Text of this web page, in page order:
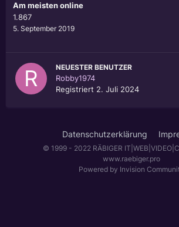
Am meisten online
1.867
5. September 2019
NEUESTER BENUTZER
Robby1974
Registriert 2. Juli 2024
Datenschutzerklärung
© 1999 - 2022 RÄBIGER
www.raebiger.pro
Powered by Invision